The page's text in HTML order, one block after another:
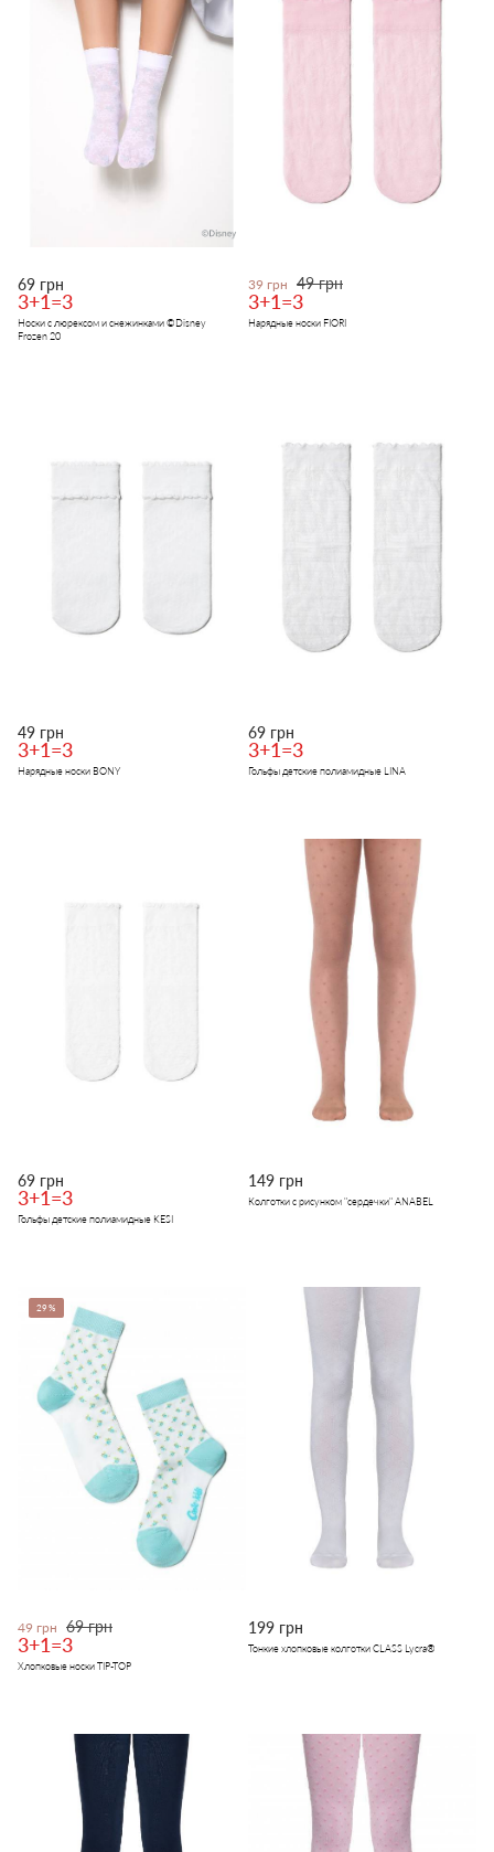
69 грн
3+1=3
Носки с люрексом и снежинками ©Disney
Frozen 20
39 грн 49 грн
3+1=3
Нарядные носки FIORI
49 грн
3+1=3
Нарядные носки BONY
69 грн
3+1=3
Гольфы детские полиамидные LINA
69 грн
3+1=3
Гольфы детские полиамидные KESI
149 грн
Колготки с рисунком "сердечки" ANABEL
29%
49 грн 69 грн
3+1=3
Хлопковые носки TIP-TOP
199 грн
Тонкие хлопковые колготки CLASS Lycra®